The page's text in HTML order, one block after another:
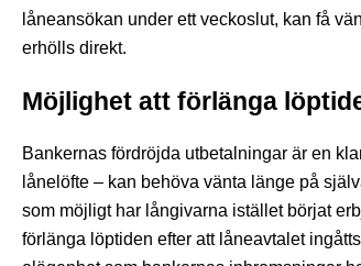
låneansökan under ett veckoslut, kan få
erhölls direkt.
Möjlighet att förlänga
Bankernas fördröjda utbetalningar är en
lånelöfte – kan behöva vänta länge på
som möjligt har långivarna istället börjat
förlänga löptiden efter att låneavtalet